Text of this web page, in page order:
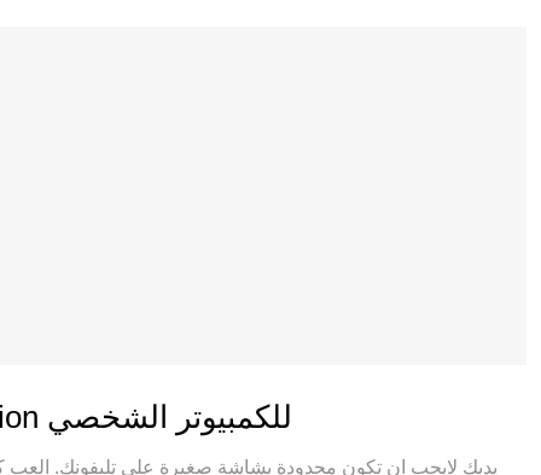
ميزات إصدار Hitman: Absolution للكمبيوتر الشخصي